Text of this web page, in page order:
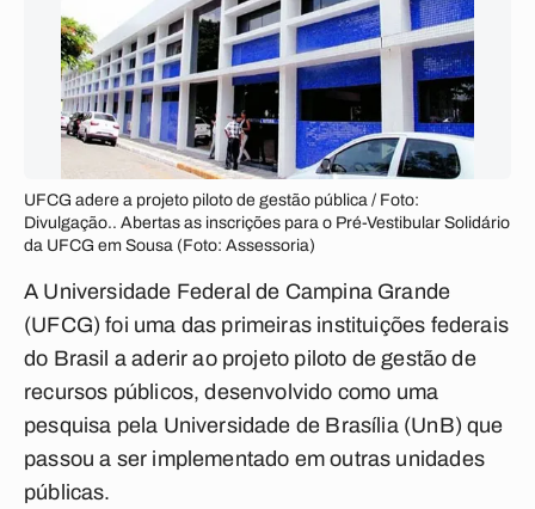
UFCG adere a projeto piloto de gestão pública / Foto:
Divulgação.. Abertas as inscrições para o Pré-Vestibular Solidário
da UFCG em Sousa (Foto: Assessoria)
A Universidade Federal de Campina Grande
(UFCG) foi uma das primeiras instituições federais
do Brasil a aderir ao projeto piloto de gestão de
recursos públicos, desenvolvido como uma
pesquisa pela Universidade de Brasília (UnB) que
passou a ser implementado em outras unidades
públicas.